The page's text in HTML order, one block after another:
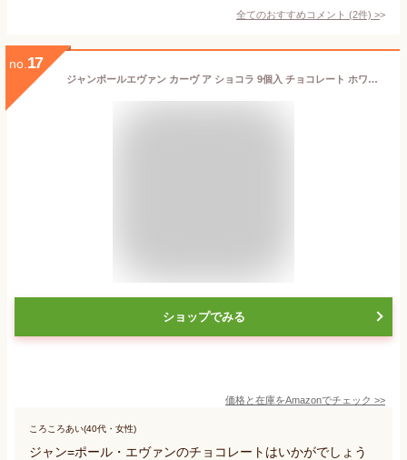
全てのおすすめコメント (2件) >
no. 17
ジャンポールエヴァン カーヴ ア ショコラ 9個入 チョコレート ホワイトデー ギフト
ショップでみる
価格と在庫をAmazonでチェック >>
ころころあい(40代・女性)
ジャン=ポール・エヴァンのチョコレートはいかがでしょう